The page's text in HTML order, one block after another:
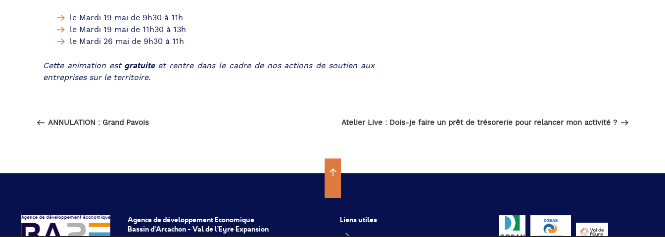
le Mardi 19 mai de 9h30 à 11h
le Mardi 19 mai de 11h30 à 13h
le Mardi 26 mai de 9h30 à 11h
Cette animation estgratuiteet rentre dans le cadre de nos actions de soutien aux
entreprises sur le territoire.
de
précédent
ANNULATION : Grand Pavois
suivant
Atelier Live : Dois-je faire un prêt de trésorerie pour relancer mon activité ?
Agence de développement Economique
Bassin d’Arcachon - Val de l’Eyre Expansion
Liens utiles